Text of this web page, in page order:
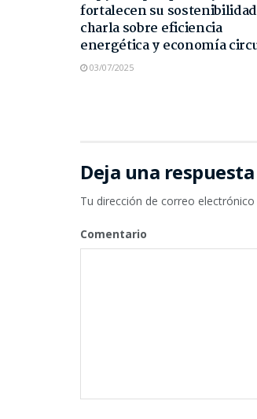
fortalecen su
charla sobre eficiencia
energética y economía
03/07/2025
Deja una respuesta
Tu dirección de correo
Comentario